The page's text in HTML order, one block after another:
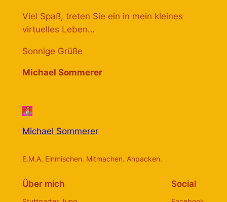
Viel Spaß, treten Sie ein in mein kleines
virtuelles Leben…
Sonnige Grüße
Michael Sommerer
Michael Sommerer
E.M.A. Einmischen. Mitmachen. Anpacken.
Über mich Social